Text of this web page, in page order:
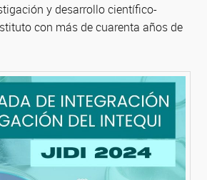
y desarrollo científico-
con más de cuarenta años de